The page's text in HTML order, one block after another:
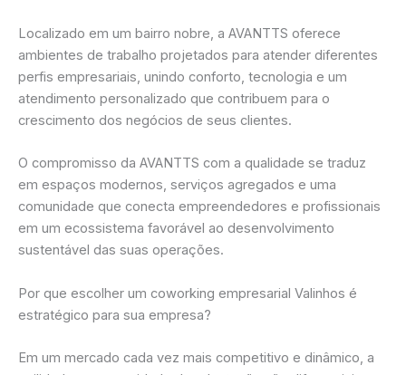
Localizado em um bairro nobre, a AVANTTS oferece
ambientes de trabalho projetados para atender diferentes
perfis empresariais, unindo conforto, tecnologia e um
atendimento personalizado que contribuem para o
crescimento dos negócios de seus clientes.
O compromisso da AVANTTS com a qualidade se traduz
em espaços modernos, serviços agregados e uma
comunidade que conecta empreendedores e profissionais
em um ecossistema favorável ao desenvolvimento
sustentável das suas operações.
Por que escolher um coworking empresarial Valinhos é
estratégico para sua empresa?
Em um mercado cada vez mais competitivo e dinâmico, a